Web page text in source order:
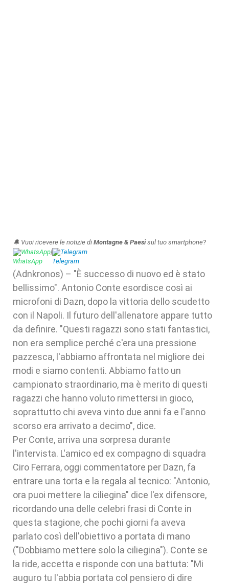
🔔 Vuoi ricevere le notizie di Montagne & Paesisul tuo smartphone?
WhatsApp| Telegram
(Adnkronos) – "È successo di nuovo ed è stato
bellissimo". Antonio Conte esordisce così ai
microfoni di Dazn, dopo la vittoria dello scudetto
con il Napoli. Il futuro dell'allenatore appare tutto
da definire. "Questi ragazzi sono stati fantastici,
non era semplice perché c'era una pressione
pazzesca, l'abbiamo affrontata nel migliore dei
modi e siamo contenti. Abbiamo fatto un
campionato straordinario, ma è merito di questi
ragazzi che hanno voluto rimettersi in gioco,
soprattutto chi aveva vinto due anni fa e l'anno
scorso era arrivato a decimo", dice.
Per Conte, arriva una sorpresa durante
l'intervista. L'amico ed ex compagno di squadra
Ciro Ferrara, oggi commentatore per Dazn, fa
entrare una torta e la regala al tecnico: "Antonio,
ora puoi mettere la ciliegina" dice l'ex difensore,
ricordando una delle celebri frasi di Conte in
questa stagione, che pochi giorni fa aveva
parlato così dell'obiettivo a portata di mano
("Dobbiamo mettere solo la ciliegina"). Conte se
la ride, accetta e risponde con una battuta: "Mi
auguro tu l'abbia portata col pensiero di dire